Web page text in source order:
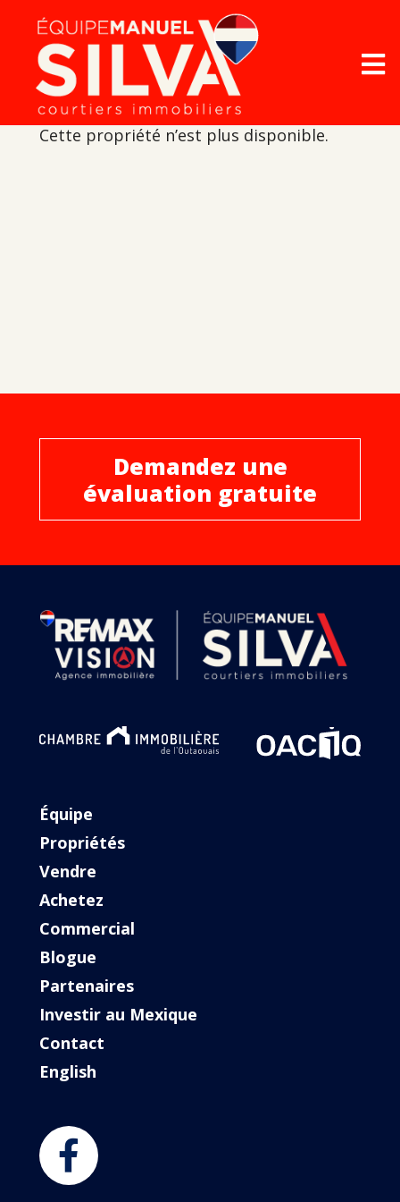
Cette propriété n’est plus disponible.
Demandez une
évaluation gratuite
Équipe
Propriétés
Vendre
Achetez
Commercial
Blogue
Partenaires
Investir au Mexique
Contact
English